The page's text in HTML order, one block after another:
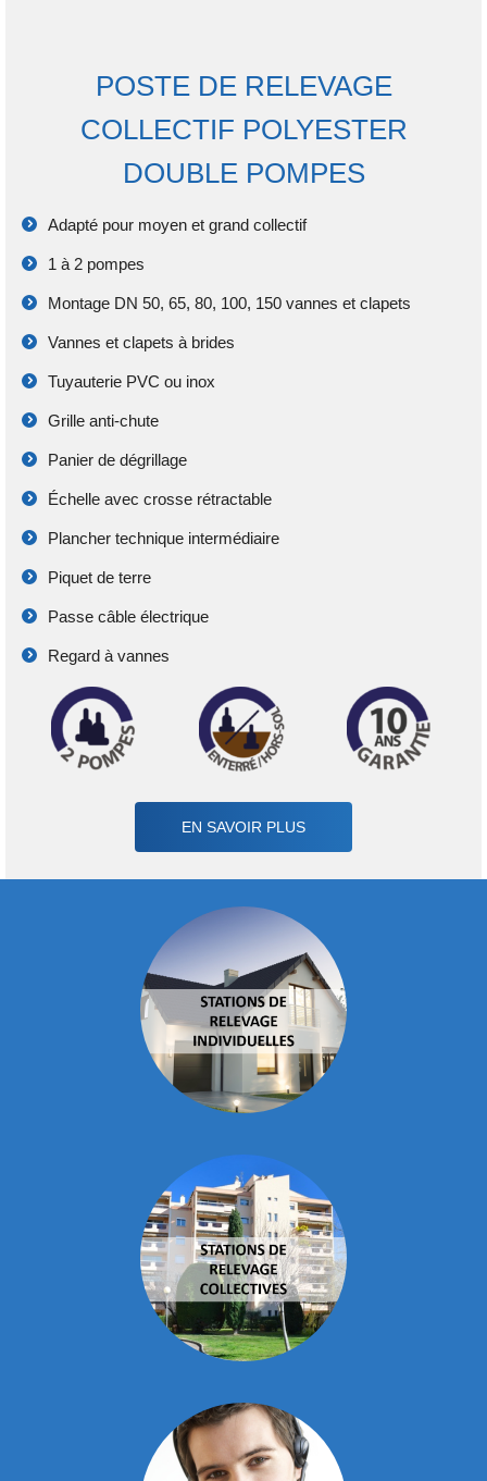
POSTE DE RELEVAGE
COLLECTIF POLYESTER
DOUBLE POMPES
Adapté pour moyen et grand collectif
1 à 2 pompes
Montage DN 50, 65, 80, 100, 150 vannes et clapets
Vannes et clapets à brides
Tuyauterie PVC ou inox
Grille anti-chute
Panier de dégrillage
Échelle avec crosse rétractable
Plancher technique intermédiaire
Piquet de terre
Passe câble électrique
Regard à vannes
EN SAVOIR PLUS